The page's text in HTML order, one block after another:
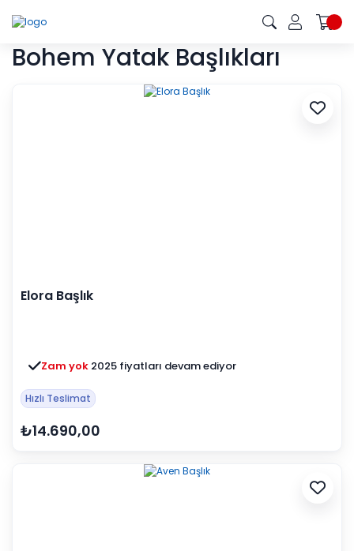
Bohem Yatak Başlıkları
Elora Başlık
Zam yok 2025 fiyatları devam ediyor
Hızlı Teslimat
₺14.690,00